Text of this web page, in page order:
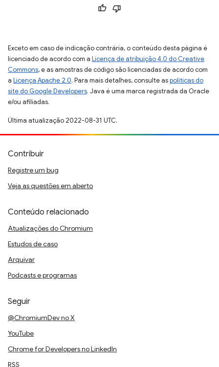
Exceto em caso de indicação contrária, o conteúdo desta página é
licenciado de acordo com a Licença de atribuição 4.0 do Creative
Commons, e as amostras de código são licenciadas de acordo com
a Licença Apache 2.0. Para mais detalhes, consulte aspolíticas do
site do Google Developers. Java é uma marca registrada da Oracle
e/ou afiliadas.
Última atualização 2022-08-31 UTC.
Contribuir
Registre um bug
Veja as questões em aberto
Conteúdo relacionado
Atualizações do Chromium
Estudos de caso
Arquivar
Podcasts e programas
Seguir
@ChromiumDev no X
YouTube
Chrome for Developers no LinkedIn
RSS